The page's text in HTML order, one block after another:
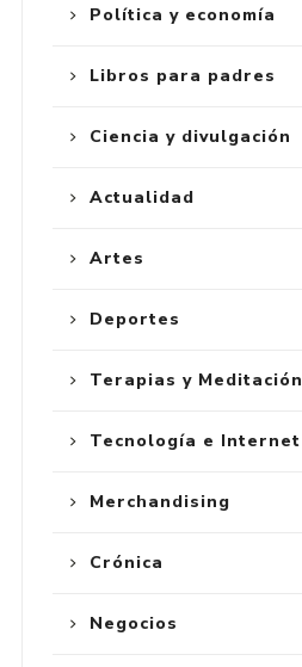
Política y economía
Libros para padres
Ciencia y divulgación
Actualidad
Artes
Deportes
Terapias y Meditación
Tecnología e Internet
Merchandising
Crónica
Negocios